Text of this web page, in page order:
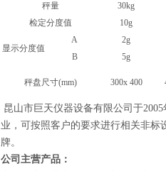
秤量
30kg
检定分度值
10g
显示分度值
A 2g
B
5g
秤盘尺寸(mm) 300x 400
昆山市巨天仪器设备有限公司于
业，可按照客户的要求进行相关非标
牌。
公司主营产品：